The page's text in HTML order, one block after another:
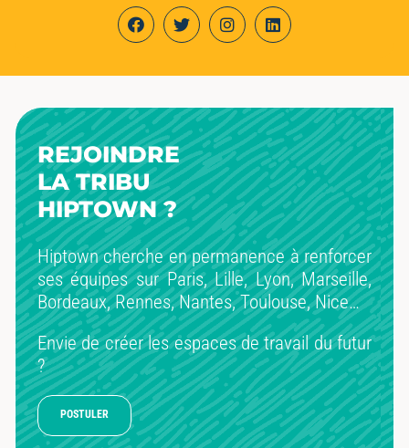
REJOINDRE
LA TRIBU
HIPTOWN ?
Hiptown cherche en permanence à renforcer
ses équipes sur Paris, Lille, Lyon, Marseille,
Bordeaux, Rennes, Nantes, Toulouse, Nice…
Envie de créer les espaces de travail du futur
?
POSTULER